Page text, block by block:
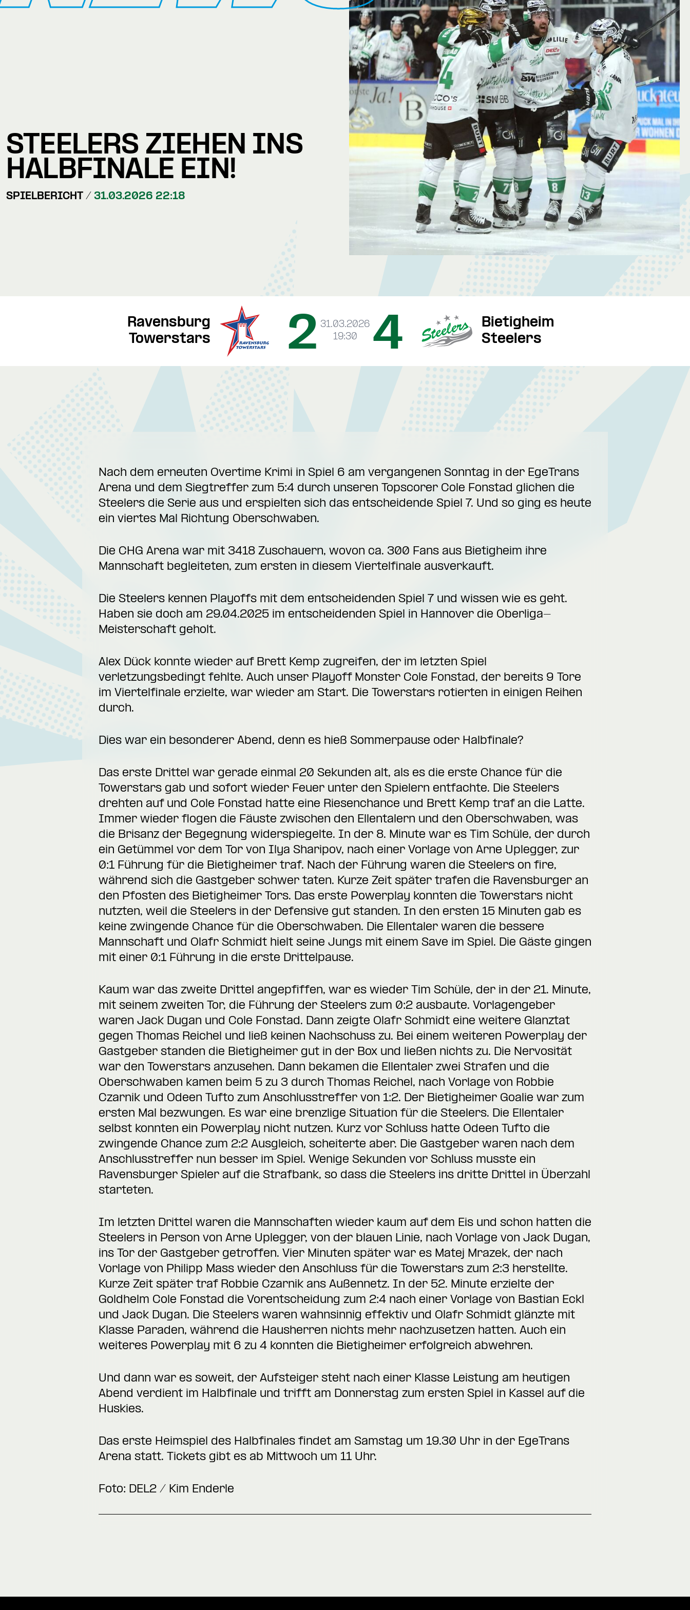
STEELERS ZIEHEN INS
HALBFINALE EIN!
SPIELBERICHT / 31.03.2026 22:18
Ravensburg
Towerstars
2 31.03.2026
19:30
Bietigheim
Steelers
4
Nach dem erneuten Overtime Krimi in Spiel 6 am vergangenen Sonntag in der EgeTrans
Arena und dem Siegtreffer zum 5:4 durch unseren Topscorer Cole Fonstad glichen die
Steelers die Serie aus und erspielten sich das entscheidende Spiel 7. Und so ging es heute
ein viertes Mal Richtung Oberschwaben.
Die CHG Arena war mit 3418 Zuschauern, wovon ca. 300 Fans aus Bietigheim ihre
Mannschaft begleiteten, zum ersten in diesem Viertelfinale ausverkauft.
Die Steelers kennen Playoffs mit dem entscheidenden Spiel 7 und wissen wie es geht.
Haben sie doch am 29.04.2025 im entscheidenden Spiel in Hannover die Oberliga-
Meisterschaft geholt.
Alex Dück konnte wieder auf Brett Kemp zugreifen, der im letzten Spiel
verletzungsbedingt fehlte. Auch unser Playoff Monster Cole Fonstad, der bereits 9 Tore
im Viertelfinale erzielte, war wieder am Start. Die Towerstars rotierten in einigen Reihen
durch.
Dies war ein besonderer Abend, denn es hieß Sommerpause oder Halbfinale?
Das erste Drittel war gerade einmal 20 Sekunden alt, als es die erste Chance für die
Towerstars gab und sofort wieder Feuer unter den Spielern entfachte. Die Steelers
drehten auf und Cole Fonstad hatte eine Riesenchance und Brett Kemp traf an die Latte.
Immer wieder flogen die Fäuste zwischen den Ellentalern und den Oberschwaben, was
die Brisanz der Begegnung widerspiegelte. In der 8. Minute war es Tim Schüle, der durch
ein Getümmel vor dem Tor von Ilya Sharipov, nach einer Vorlage von Arne Uplegger, zur
0:1 Führung für die Bietigheimer traf. Nach der Führung waren die Steelers on fire,
während sich die Gastgeber schwer taten. Kurze Zeit später trafen die Ravensburger an
den Pfosten des Bietigheimer Tors. Das erste Powerplay konnten die Towerstars nicht
nutzten, weil die Steelers in der Defensive gut standen. In den ersten 15 Minuten gab es
keine zwingende Chance für die Oberschwaben. Die Ellentaler waren die bessere
Mannschaft und Olafr Schmidt hielt seine Jungs mit einem Save im Spiel. Die Gäste gingen
mit einer 0:1 Führung in die erste Drittelpause.
Kaum war das zweite Drittel angepfiffen, war es wieder Tim Schüle, der in der 21. Minute,
mit seinem zweiten Tor, die Führung der Steelers zum 0:2 ausbaute. Vorlagengeber
waren Jack Dugan und Cole Fonstad. Dann zeigte Olafr Schmidt eine weitere Glanztat
gegen Thomas Reichel und ließ keinen Nachschuss zu. Bei einem weiteren Powerplay der
Gastgeber standen die Bietigheimer gut in der Box und ließen nichts zu. Die Nervosität
war den Towerstars anzusehen. Dann bekamen die Ellentaler zwei Strafen und die
Oberschwaben kamen beim 5 zu 3 durch Thomas Reichel, nach Vorlage von Robbie
Czarnik und Odeen Tufto zum Anschlusstreffer von 1:2. Der Bietigheimer Goalie war zum
ersten Mal bezwungen. Es war eine brenzlige Situation für die Steelers. Die Ellentaler
selbst konnten ein Powerplay nicht nutzen. Kurz vor Schluss hatte Odeen Tufto die
zwingende Chance zum 2:2 Ausgleich, scheiterte aber. Die Gastgeber waren nach dem
Anschlusstreffer nun besser im Spiel. Wenige Sekunden vor Schluss musste ein
Ravensburger Spieler auf die Strafbank, so dass die Steelers ins dritte Drittel in Überzahl
starteten.
Im letzten Drittel waren die Mannschaften wieder kaum auf dem Eis und schon hatten die
Steelers in Person von Arne Uplegger, von der blauen Linie, nach Vorlage von Jack Dugan,
ins Tor der Gastgeber getroffen. Vier Minuten später war es Matej Mrazek, der nach
Vorlage von Philipp Mass wieder den Anschluss für die Towerstars zum 2:3 herstellte.
Kurze Zeit später traf Robbie Czarnik ans Außennetz. In der 52. Minute erzielte der
Goldhelm Cole Fonstad die Vorentscheidung zum 2:4 nach einer Vorlage von Bastian Eckl
und Jack Dugan. Die Steelers waren wahnsinnig effektiv und Olafr Schmidt glänzte mit
Klasse Paraden, während die Hausherren nichts mehr nachzusetzen hatten. Auch ein
weiteres Powerplay mit 6 zu 4 konnten die Bietigheimer erfolgreich abwehren.
Und dann war es soweit, der Aufsteiger steht nach einer Klasse Leistung am heutigen
Abend verdient im Halbfinale und trifft am Donnerstag zum ersten Spiel in Kassel auf die
Huskies.
Das erste Heimspiel des Halbfinales findet am Samstag um 19.30 Uhr in der EgeTrans
Arena statt. Tickets gibt es ab Mittwoch um 11 Uhr.
Foto: DEL2 / Kim Enderle